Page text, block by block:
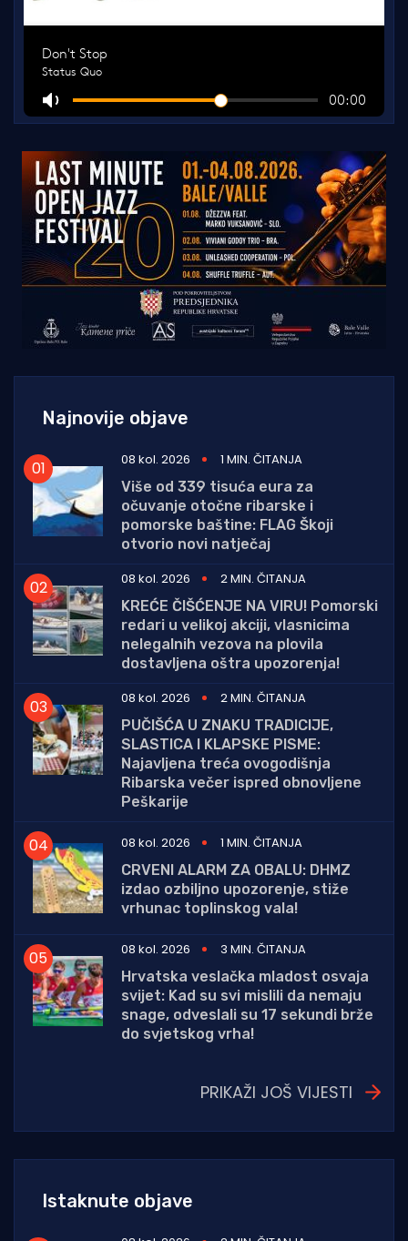
Najnovije objave
08 kol. 2026
1 MIN. ČITANJA
Više od 339 tisuća eura za
očuvanje otočne ribarske i
pomorske baštine: FLAG Škoji
otvorio novi natječaj
08 kol. 2026
2 MIN. ČITANJA
KREĆE ČIŠĆENJE NA VIRU! Pomorski
redari u velikoj akciji, vlasnicima
nelegalnih vezova na plovila
dostavljena oštra upozorenja!
08 kol. 2026
2 MIN. ČITANJA
PUČIŠĆA U ZNAKU TRADICIJE,
SLASTICA I KLAPSKE PISME:
Najavljena treća ovogodišnja
Ribarska večer ispred obnovljene
Peškarije
08 kol. 2026
1 MIN. ČITANJA
CRVENI ALARM ZA OBALU: DHMZ
izdao ozbiljno upozorenje, stiže
vrhunac toplinskog vala!
08 kol. 2026
3 MIN. ČITANJA
Hrvatska veslačka mladost osvaja
svijet: Kad su svi mislili da nemaju
snage, odveslali su 17 sekundi brže
do svjetskog vrha!
PRIKAŽI JOŠ VIJESTI
Istaknute objave